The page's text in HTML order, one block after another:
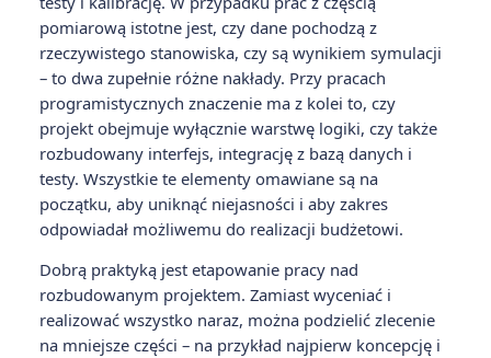
pomiarową istotne jest, czy dane pochodzą z
rzeczywistego stanowiska, czy są wynikiem symulacji
– to dwa zupełnie różne nakłady. Przy pracach
programistycznych znaczenie ma z kolei to, czy
projekt obejmuje wyłącznie warstwę logiki, czy także
rozbudowany interfejs, integrację z bazą danych i
testy. Wszystkie te elementy omawiane są na
początku, aby uniknąć niejasności i aby zakres
odpowiadał możliwemu do realizacji budżetowi.
Dobrą praktyką jest etapowanie pracy nad
rozbudowanym projektem. Zamiast wyceniać i
realizować wszystko naraz, można podzielić zlecenie
na mniejsze części – na przykład najpierw koncepcję i